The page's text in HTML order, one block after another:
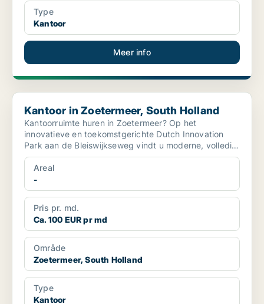
Type
Kantoor
Meer info
Kantoor in Zoetermeer, South Holland
Kantoor in Zoetermeer, South Holland
Kantoorruimte huren in Zoetermeer? Op het
innovatieve en toekomstgerichte Dutch Innovation
Park aan de Bleiswijkseweg vindt u moderne, volledig
ingerichte we...
Areal
-
Pris pr. md.
Ca. 100 EUR pr md
Område
Zoetermeer, South Holland
Type
Kantoor